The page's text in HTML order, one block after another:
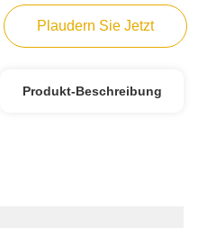
Plaudern Sie Jetzt
Produkt-Beschreibung